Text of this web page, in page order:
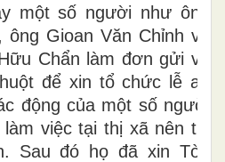
một số người như ông
Gioan Văn Chỉnh và
Chẩn làm đơn gửi về
để xin tổ chức lễ an
động của một số người
việc tại thị xã nên thị
Sau đó họ đã xin Tòa